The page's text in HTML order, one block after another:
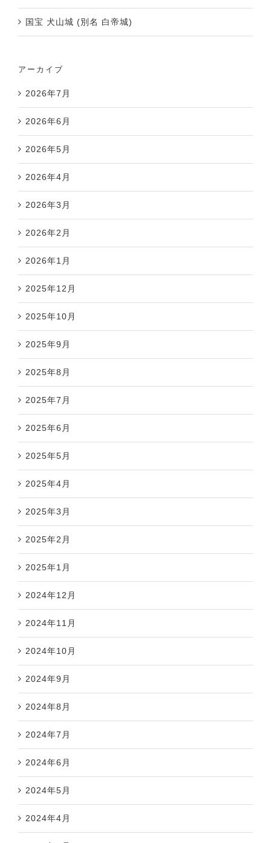
国宝 犬山城 (別名 白帝城)
アーカイブ
2026年7月
2026年6月
2026年5月
2026年4月
2026年3月
2026年2月
2026年1月
2025年12月
2025年10月
2025年9月
2025年8月
2025年7月
2025年6月
2025年5月
2025年4月
2025年3月
2025年2月
2025年1月
2024年12月
2024年11月
2024年10月
2024年9月
2024年8月
2024年7月
2024年6月
2024年5月
2024年4月